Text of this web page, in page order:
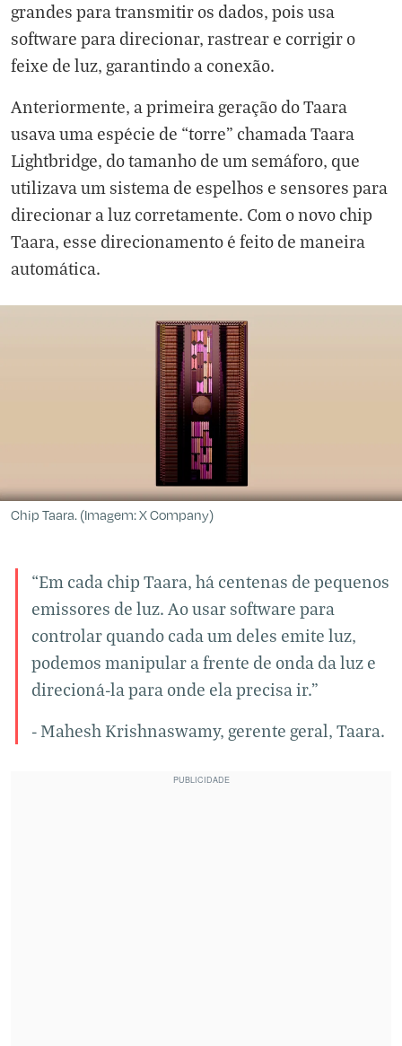
grandes para transmitir os dados, pois usa
software para direcionar, rastrear e corrigir o
feixe de luz, garantindo a conexão.
Anteriormente, a primeira geração do Taara
usava uma espécie de “torre” chamada Taara
Lightbridge, do tamanho de um semáforo, que
utilizava um sistema de espelhos e sensores para
direcionar a luz corretamente. Com o novo chip
Taara, esse direcionamento é feito de maneira
automática.
Chip Taara. (Imagem: X Company)
“Em cada chip Taara, há centenas de pequenos
emissores de luz. Ao usar software para
controlar quando cada um deles emite luz,
podemos manipular a frente de onda da luz e
direcioná-la para onde ela precisa ir.”
- Mahesh Krishnaswamy, gerente geral, Taara.